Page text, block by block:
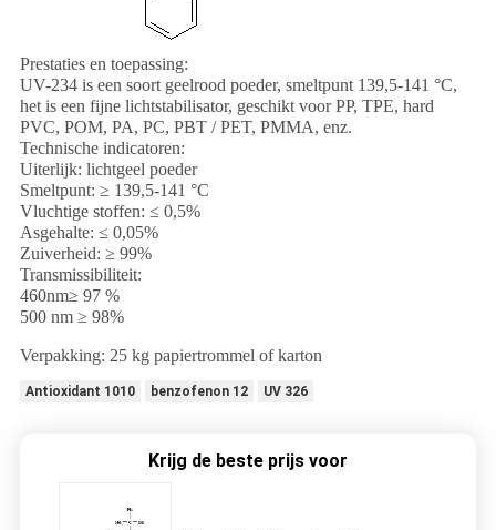
Prestaties en toepassing:
UV-234 is een soort geelrood poeder, smeltpunt 139,5-141 °C,
het is een fijne lichtstabilisator, geschikt voor PP, TPE, hard
PVC, POM, PA, PC, PBT / PET, PMMA, enz.
Technische indicatoren:
Uiterlijk: lichtgeel poeder
Smeltpunt: ≥ 139,5-141 °C
Vluchtige stoffen: ≤ 0,5%
Asgehalte: ≤ 0,05%
Zuiverheid: ≥ 99%
Transmissibiliteit:
460nm≥ 97 %
500 nm ≥ 98%
Verpakking: 25 kg papiertrommel of karton
Antioxidant 1010 benzofenon 12 UV 326
Krijg de beste prijs voor